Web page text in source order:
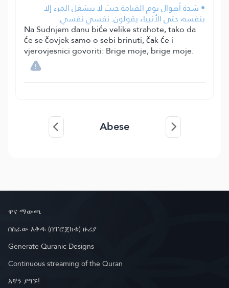
• شدة أهوال يوم القيامة حيث لا ينشغل المرء إلا
بنفسه، حتى الأنبياء يقولون: نفسي نفسي.
Na Sudnjem danu biće velike strahote, tako da
će se čovjek samo o sebi brinuti, čak će i
vjerovjesnici govoriti: Brige moje, brige moje.
Abese
ዋና ማውጫ
በስራው እቅዱ (በፕሮጀክቱ) ዙሪያ
Generate Quranic Designs
Continuous streaming of the Quran
እኛን ያግኙ!